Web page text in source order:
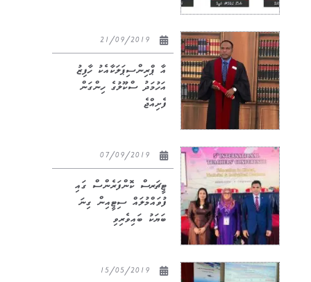
އާ ޕްރިންސިޕަލަކާއެކު ހާފިޒު
އަހުމަދު ސްކޫލުގެ ހިންގަން
ފެށިއްޖެ
ޓީޗަރސް ކޮންފަރެންސް ގައި
ފުވައްމުލައް ސިޓީއިން ގިނަ
ބަޔަކު ބައިވެރިވި